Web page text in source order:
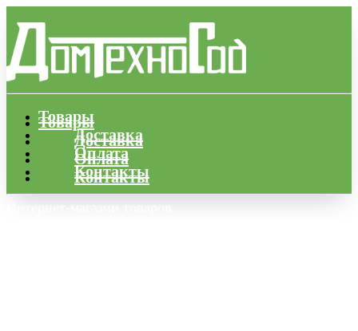
Товары
Доставка
Оплата
Контакты
Товары
Доставка
Оплата
Контакты